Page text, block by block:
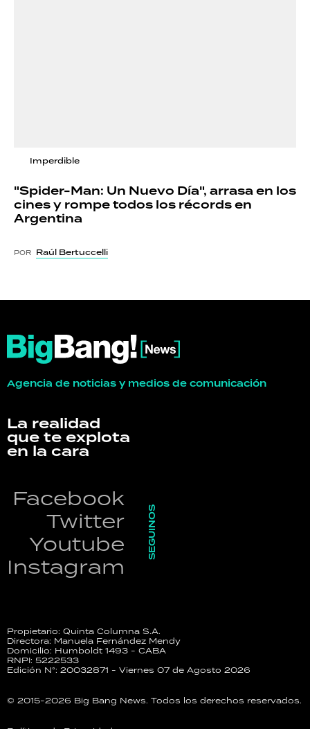
Imperdible
"Spider-Man: Un Nuevo Día", arrasa en los
cines y rompe todos los récords en
Argentina
POR Raúl Bertuccelli
Agencia de noticias y medios de comunicación
La realidad
que te explota
en la cara
Facebook
Twitter
Youtube
Instagram
SEGUINOS
Propietario: Quinta Columna S.A.
Directora: Manuela Fernández Mendy
Domicilio: Humboldt 1493 - CABA
RNPI: 5222533
Edición N°: 20032871 - Viernes 07 de Agosto 2026
© 2015-2026 Big Bang News. Todos los derechos reservados.